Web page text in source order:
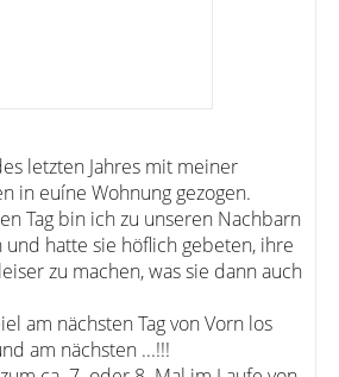
letzten Jahres mit meiner
in euíne Wohnung gezogen.
Tag bin ich zu unseren Nachbarn
und hatte sie höflich gebeten, ihre
zu machen, was sie dann auch
am nächsten Tag von Vorn los
am nächsten ...!!!